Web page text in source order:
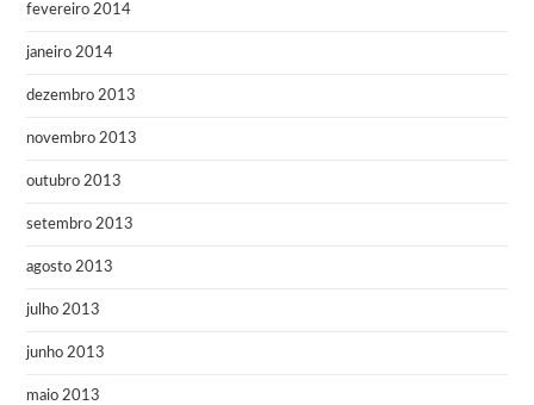
fevereiro 2014
janeiro 2014
dezembro 2013
novembro 2013
outubro 2013
setembro 2013
agosto 2013
julho 2013
junho 2013
maio 2013